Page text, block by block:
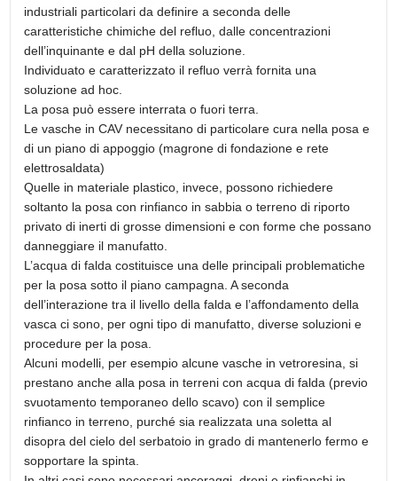
industriali particolari da definire a seconda delle
caratteristiche chimiche del refluo, dalle concentrazioni
dell’inquinante e dal pH della soluzione.
Individuato e caratterizzato il refluo verrà fornita una
soluzione ad hoc.
La posa può essere interrata o fuori terra.
Le vasche in CAV necessitano di particolare cura nella posa e
di un piano di appoggio (magrone di fondazione e rete
elettrosaldata)
Quelle in materiale plastico, invece, possono richiedere
soltanto la posa con rinfianco in sabbia o terreno di riporto
privato di inerti di grosse dimensioni e con forme che possano
danneggiare il manufatto.
L’acqua di falda costituisce una delle principali problematiche
per la posa sotto il piano campagna. A seconda
dell’interazione tra il livello della falda e l’affondamento della
vasca ci sono, per ogni tipo di manufatto, diverse soluzioni e
procedure per la posa.
Alcuni modelli, per esempio alcune vasche in vetroresina, si
prestano anche alla posa in terreni con acqua di falda (previo
svuotamento temporaneo dello scavo) con il semplice
rinfianco in terreno, purché sia realizzata una soletta al
disopra del cielo del serbatoio in grado di mantenerlo fermo e
sopportare la spinta.